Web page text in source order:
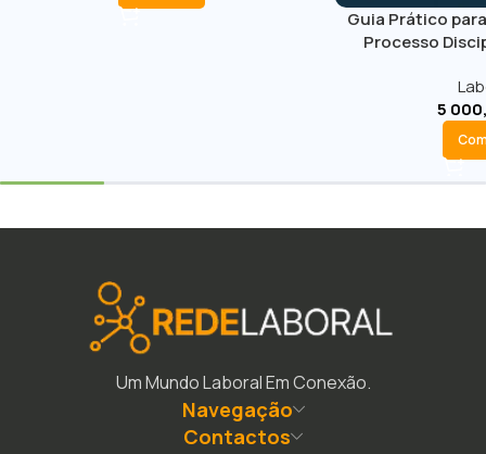
Guia Prático
Processo
5
Um Mundo Laboral Em Conexão.
Navegação
Contactos